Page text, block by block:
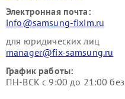
Электронная почта:
info@samsung-fixim.ru
для юридических лиц
manager@fix-samsung.ru
График работы:
ПН-ВСК с 9:00 до 21:00